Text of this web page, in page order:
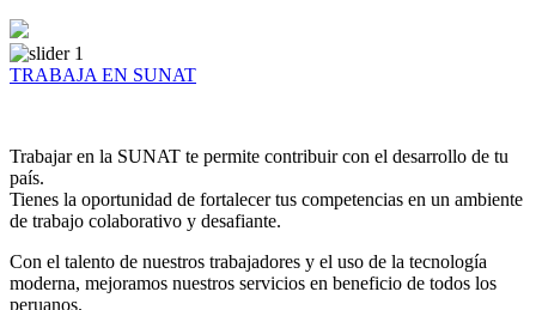
TRABAJA EN SUNAT
Trabajar en la SUNAT te permite contribuir con el desarrollo de tu
país.
Tienes la oportunidad de fortalecer tus competencias en un ambiente
de trabajo colaborativo y desafiante.
Con el talento de nuestros trabajadores y el uso de la tecnología
moderna, mejoramos nuestros servicios en beneficio de todos los
peruanos.